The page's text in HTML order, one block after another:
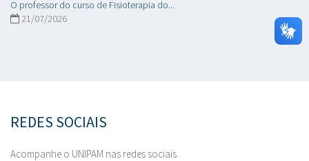
O professor do curso de Fisioterapia do...
21/07/2026
REDES SOCIAIS
Acompanhe o UNIPAM nas redes sociais.